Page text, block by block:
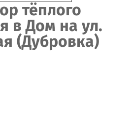
тёплого
в Дом на ул.
(Дубровка)